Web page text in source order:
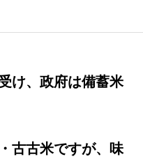
け、政府は備蓄米
古古米ですが、味